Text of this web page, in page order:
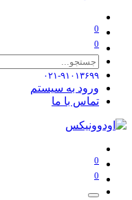
0
0
۰۲۱-۹۱۰۱۳۶۹۹
ورود به سیستم
تماس با ما
0
0